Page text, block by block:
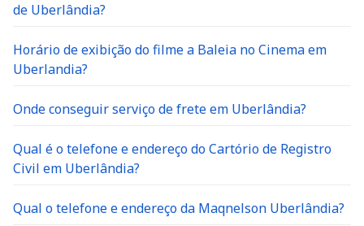
de Uberlândia?
Horário de exibição do filme a Baleia no Cinema em
Uberlandia?
Onde conseguir serviço de frete em Uberlândia?
Qual é o telefone e endereço do Cartório de Registro
Civil em Uberlândia?
Qual o telefone e endereço da Maqnelson Uberlândia?